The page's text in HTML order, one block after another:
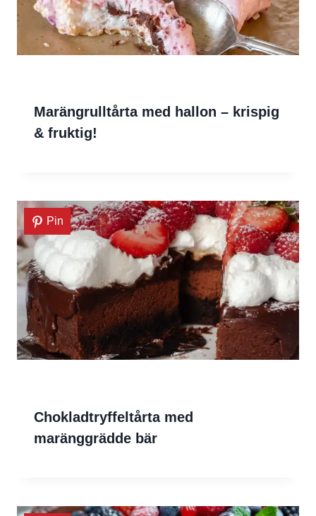
Marängrulltårta med hallon – krispig
& fruktig!
Pin
Chokladtryffeltårta med
maränggrädde bär